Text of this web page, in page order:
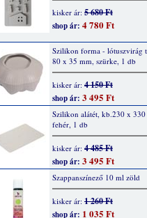
kisker ár: 5 680 Ft
shop ár: 4 780 Ft
Szilikon forma - lótuszvirág
80 x 35 mm, szürke, 1 db
kisker ár: 4 150 Ft
shop ár: 3 495 Ft
Szilikon alátét, kb.230 x
fehér, 1 db
kisker ár: 4 485 Ft
shop ár: 3 495 Ft
Szappanszínező 10 ml zöld
kisker ár: 1 260 Ft
shop ár: 1 035 Ft